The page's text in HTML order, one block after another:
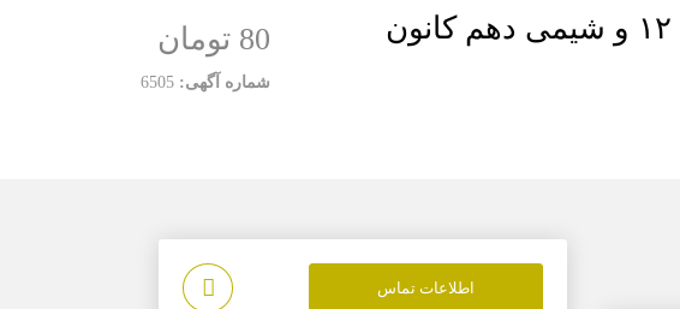
80 تومان
شماره آگهی: 6505
اطلاعات تماس